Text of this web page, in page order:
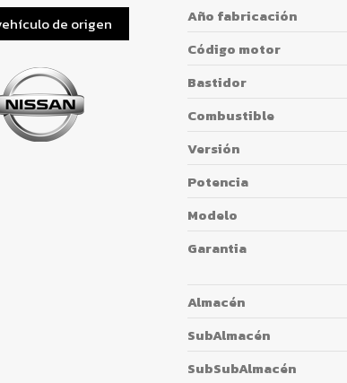
de origen Año fabricación
Código motor
Bastidor
Combustible
Versión
Potencia
Modelo
Garantia
Almacén
SubAlmacén
SubSubAlmacén